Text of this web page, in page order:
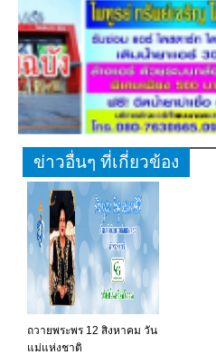
ข่าวอื่นๆ ที่เกี่ยวข้อง
ถวายพระพร 12 สิงหาคม วัน
แม่แห่งชาติ